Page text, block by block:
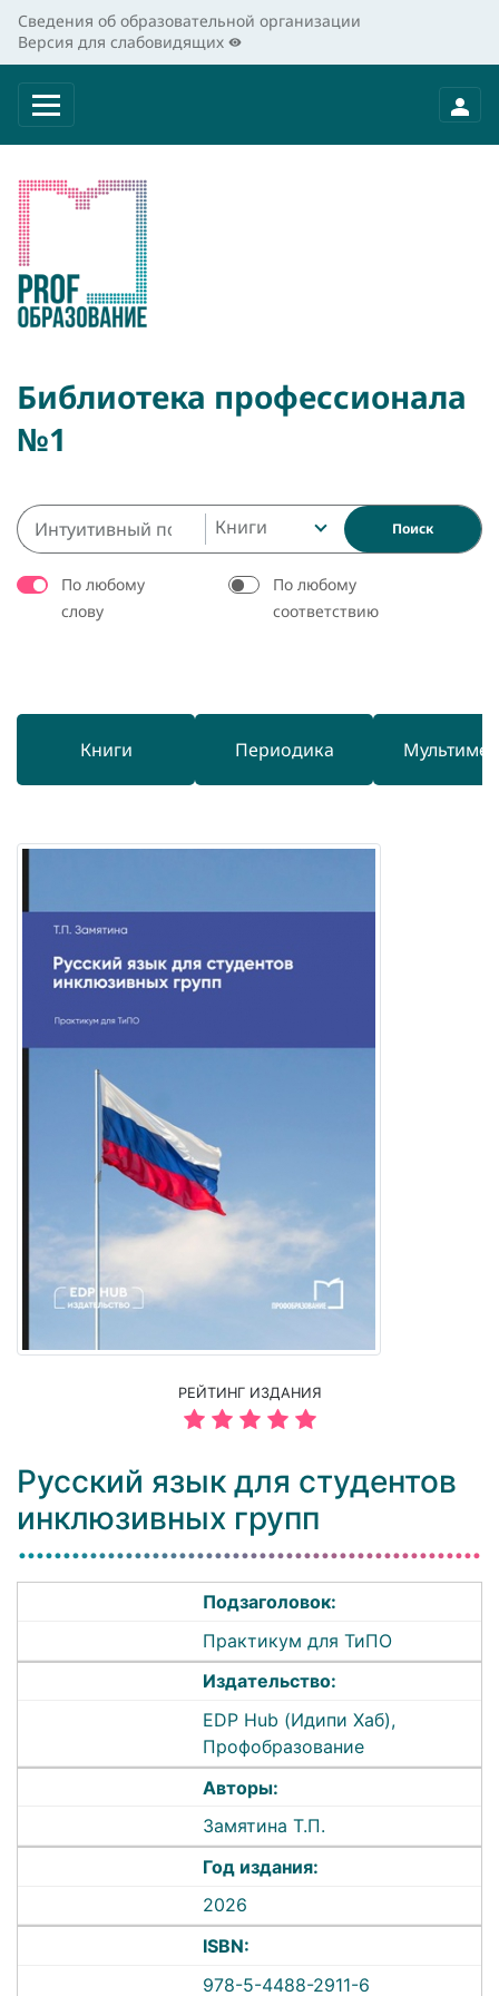
Сведения об образовательной организации
Версия для слабовидящих
Библиотека профессионала
№1
Книги Поиск
По любому
слову
По любому
соответствию
Книги Периодика
РЕЙТИНГ ИЗДАНИЯ
Русский язык для студентов
инклюзивных групп
Подзаголовок:
Практикум для ТиПО
Издательство:
EDP Hub (Идипи Хаб),
Профобразование
Авторы:
Замятина Т.П.
Год издания:
2026
ISBN:
978-5-4488-2911-6